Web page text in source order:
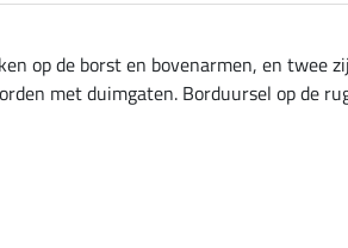
op de borst en bovenarmen, en twee
met duimgaten. Borduursel op de